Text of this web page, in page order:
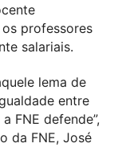
professores
salariais.
lema de
entre
FNE defende”,
da FNE, José